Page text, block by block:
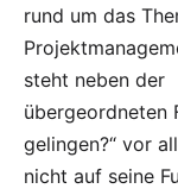
rund um das
steht neben der
übergeordneten
gelingen?“ vor
nicht auf seine